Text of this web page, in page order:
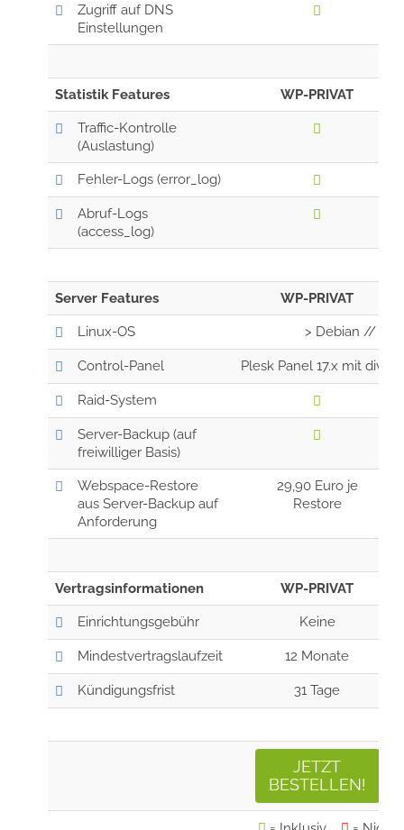
Zugriff auf DNS
Einstellungen
Statistik Features WP-PRIVAT
Traffic-Kontrolle
(Auslastung)
Fehler-Logs (error_log)
Abruf-Logs
(access_log)
Server Features WP-PRIVAT
Linux-OS > Debian //
Control-Panel Plesk Panel 17.x mit
Raid-System
Server-Backup (auf
freiwilliger Basis)
Webspace-Restore
aus Server-Backup auf
Anforderung
29,90 Euro je
Restore
Vertragsinformationen WP-PRIVAT
Einrichtungsgebühr Keine
Mindestvertragslaufzeit 12 Monate
Kündigungsfrist 31 Tage
JETZT
BESTELLEN!